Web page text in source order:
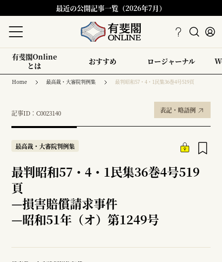
最近の公開記事一覧（2026年7月）
有斐閣Online
とは
おすすめ ロージャーナル
Home 最高裁・大審院判例集 最判昭和57・4・1民集36巻4号519頁
記事ID：C0023140 表記・略語例
最高裁・大審院判例集
最判昭和57・4・1民集36巻4号519
頁
—損害賠償請求事件
—昭和51年（オ）第1249号